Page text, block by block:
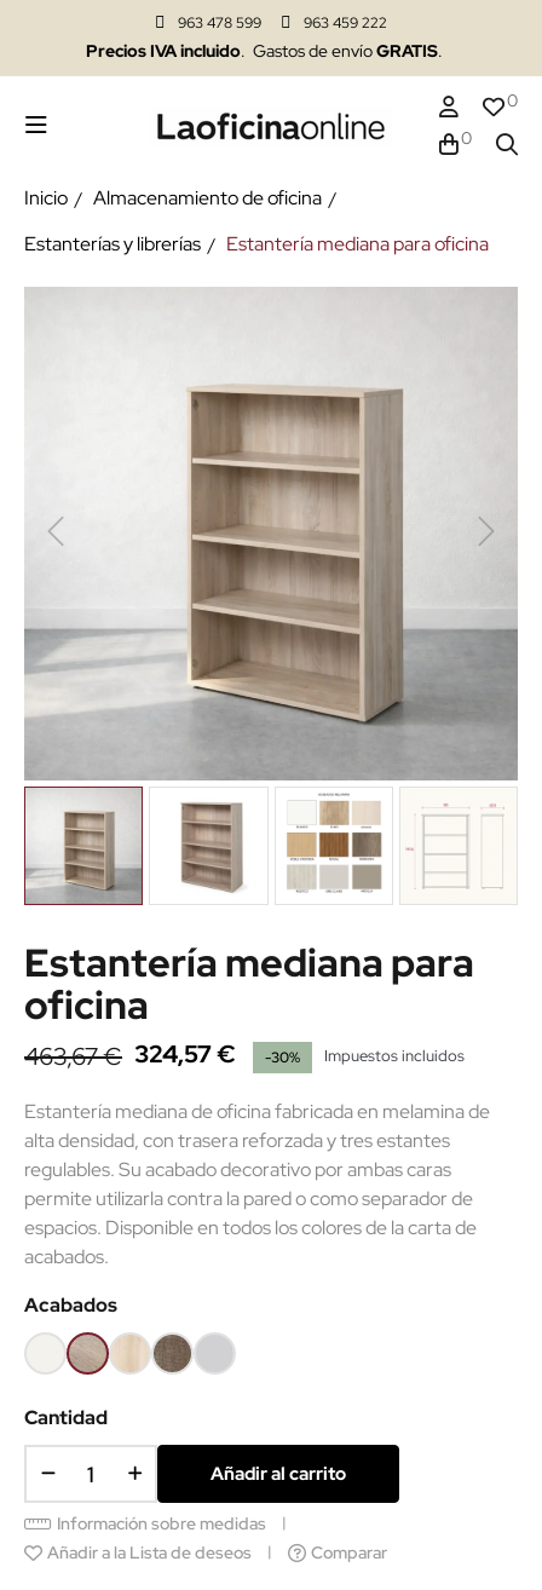
963 478 599 963 459 222
Precios IVA incluido. Gastos de envíoGRATIS.
0
0
Inicio
Almacenamiento de oficina
Estanterías y librerías
Estantería mediana para oficina
Estantería mediana para
oficina
463,67 € 324,57 € -30% Impuestos incluidos
Estantería mediana de oficina fabricada en melamina de
alta densidad, con trasera reforzada y tres estantes
regulables. Su acabado decorativo por ambas caras
permite utilizarla contra la pared o como separador de
espacios. Disponible en todos los colores de la carta de
acabados.
Acabados
BlancoOlmo
claro
AcaciaNebraska
Gris
claro
Cantidad
Añadir al carrito
Información sobre medidas
Añadir a la Lista de deseos
Comparar